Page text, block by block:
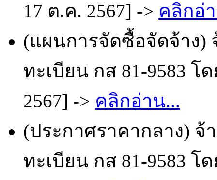
17 ต.ค. 2567] -> คลิกอ่
(แผนการจัดซื้อจัดจ้าง)
ทะเบียน กส 81-9583 โ
2567] -> คลิกอ่าน...
(ประกาศราคากลาง)
ทะเบียน กส 81-9583 โ